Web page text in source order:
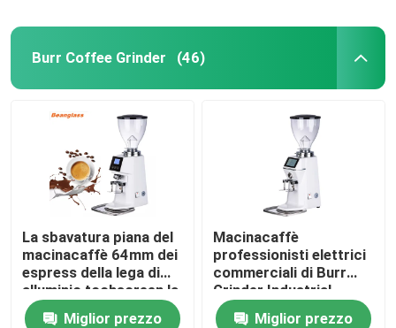
Burr Coffee Grinder (46)
La sbavatura piana del
macinacaffè 64mm dei
espress della lega di
alluminio tochscreen la
smerigliatrice
Miglior prezzo
Macinacaffè
professionisti elettrici
commerciali di Burr
Grinder Industrial
Espresso Large
Miglior prezzo